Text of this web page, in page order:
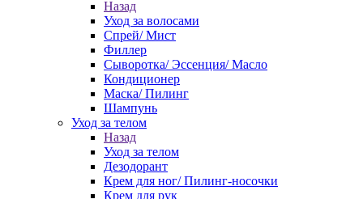
Назад
Уход за волосами
Спрей/ Мист
Филлер
Сыворотка/ Эссенция/ Масло
Кондиционер
Маска/ Пилинг
Шампунь
Уход за телом
Назад
Уход за телом
Дезодорант
Крем для ног/ Пилинг-носочки
Крем для рук